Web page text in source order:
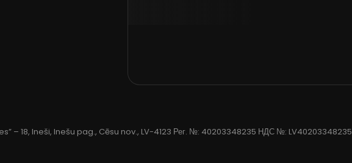
– 18, Ineši, Inešu pag., Cēsu nov., LV-4123 Рег. №: 40203348235 НДС №: LV40203348235